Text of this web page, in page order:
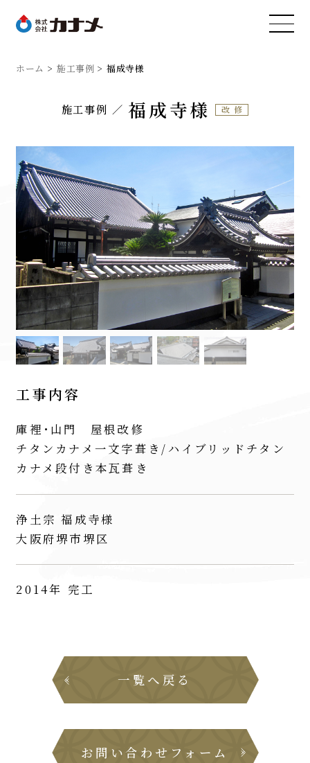
ホーム 施工事例 福成寺様
施工事例 福成寺様 改修
工事内容
庫裡･山門 屋根改修
チタンカナメ一文字葺き/ハイブリッドチタン
カナメ段付き本瓦葺き
浄土宗 福成寺様
大阪府堺市堺区
2014年 完工
一覧へ戻る
お問い合わせフォーム